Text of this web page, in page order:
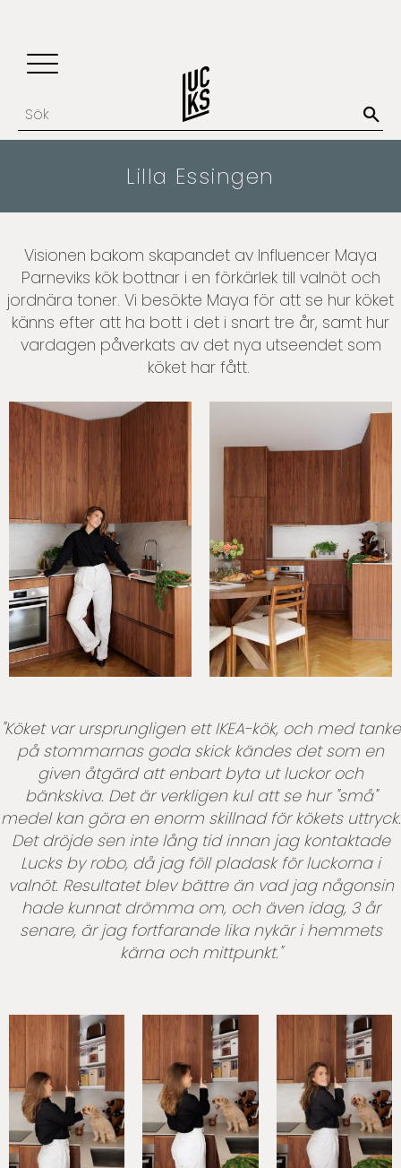
Lilla Essingen
Visionen bakom skapandet av Influencer Maya
Parneviks kök bottnar i en förkärlek till valnöt och
jordnära toner. Vi besökte Maya för att se hur köket
känns efter att ha bott i det i snart tre år, samt hur
vardagen påverkats av det nya utseendet som
köket har fått.
"Köket var ursprungligen ett IKEA-kök, och med tanke
på stommarnas goda skick kändes det som en
given åtgärd att enbart byta ut luckor och
bänkskiva. Det är verkligen kul att se hur "små"
medel kan göra en enorm skillnad för kökets uttryck.
Det dröjde sen inte lång tid innan jag kontaktade
Lucks by robo, då jag föll pladask för luckorna i
valnöt. Resultatet blev bättre än vad jag någonsin
hade kunnat drömma om, och även idag, 3 år
senare, är jag fortfarande lika nykär i hemmets
kärna och mittpunkt."